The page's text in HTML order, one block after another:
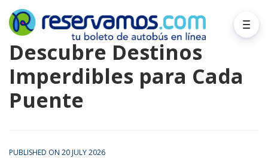
Descubre Destinos
Imperdibles para Cada
Puente
PUBLISHED ON 20 JULY 2026